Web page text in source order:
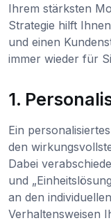
Ihrem stärksten
Strategie hilft
und einen
immer wieder für
1.
Ein
den
Dabei
und
an den
Verhaltensweisen